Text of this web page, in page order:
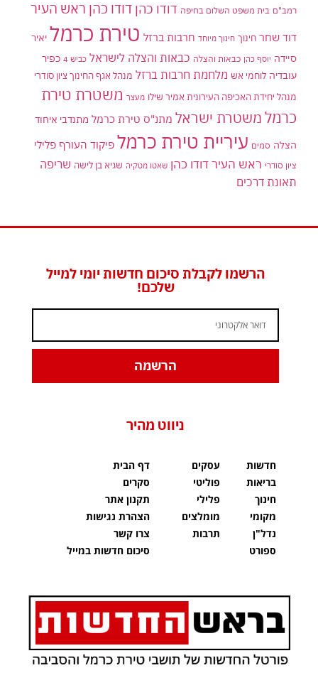
רמב"ם בית משפט השלום בחיפה דודו כהן דודו כהן ראש העיר
דוד שחר חינוך חינוך מיוחד חרבות ברזל טירת כרמל יאיר
סיידה יוסף כהן כבאות והצלה כבאות והצלה לישראל כביש 4
כפיר
עובדיה לוחמי אש מלחמת חרבות ברזל מנהל אגף החינוך ציון סודרי
מנהל יחידת האכיפה העירונית אמיר שילו מעצר משטרת טירת
כרמלמשטרת ישראל מתנ"ס טירת כרמל מתנדבי איחוד
הצלה סמים עיריית טירת כרמל פיקוד העורף פלילי
ציון סודרי ראש העיר דודו כהן שאטו מטקיה שגיא בן לישה שריפה
תאונת דרכים
הרשמו לקבלת סיכום חדשות יומי למייל
שלכם!
הרשמה
ניווט מהיר
חדשות
בריאות
חינוך
מקומי
נדל"ן
ספורט
עסקים
פוליטי
פלילי
מומלצים
תרבות
דף הבית
סקרים
תקנון אתר
הצהרת נגישות
צרו קשר
סיכום חדשות במייל